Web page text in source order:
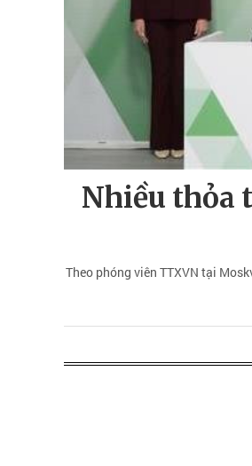
Nhiều thỏa
Theo phóng viên TTXVN tại